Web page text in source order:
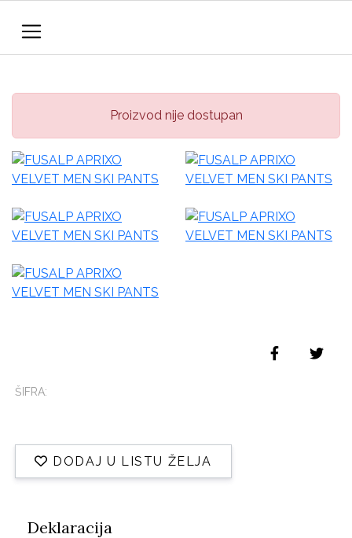
Proizvod nije dostupan
ŠIFRA:
DODAJ U LISTU ŽELJA
Deklaracija